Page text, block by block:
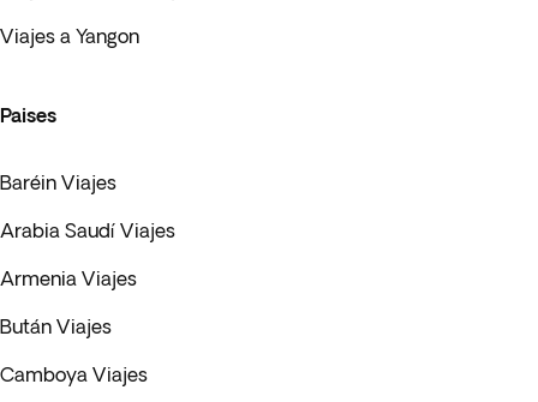
Viajes a Yangon
Paises
Baréin Viajes
Arabia Saudí Viajes
Armenia Viajes
Bután Viajes
Camboya Viajes